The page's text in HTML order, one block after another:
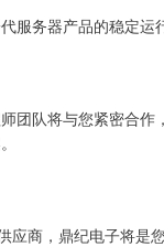
服务器产品的稳定运
团队将与您紧密合作
商，鼎纪电子将是